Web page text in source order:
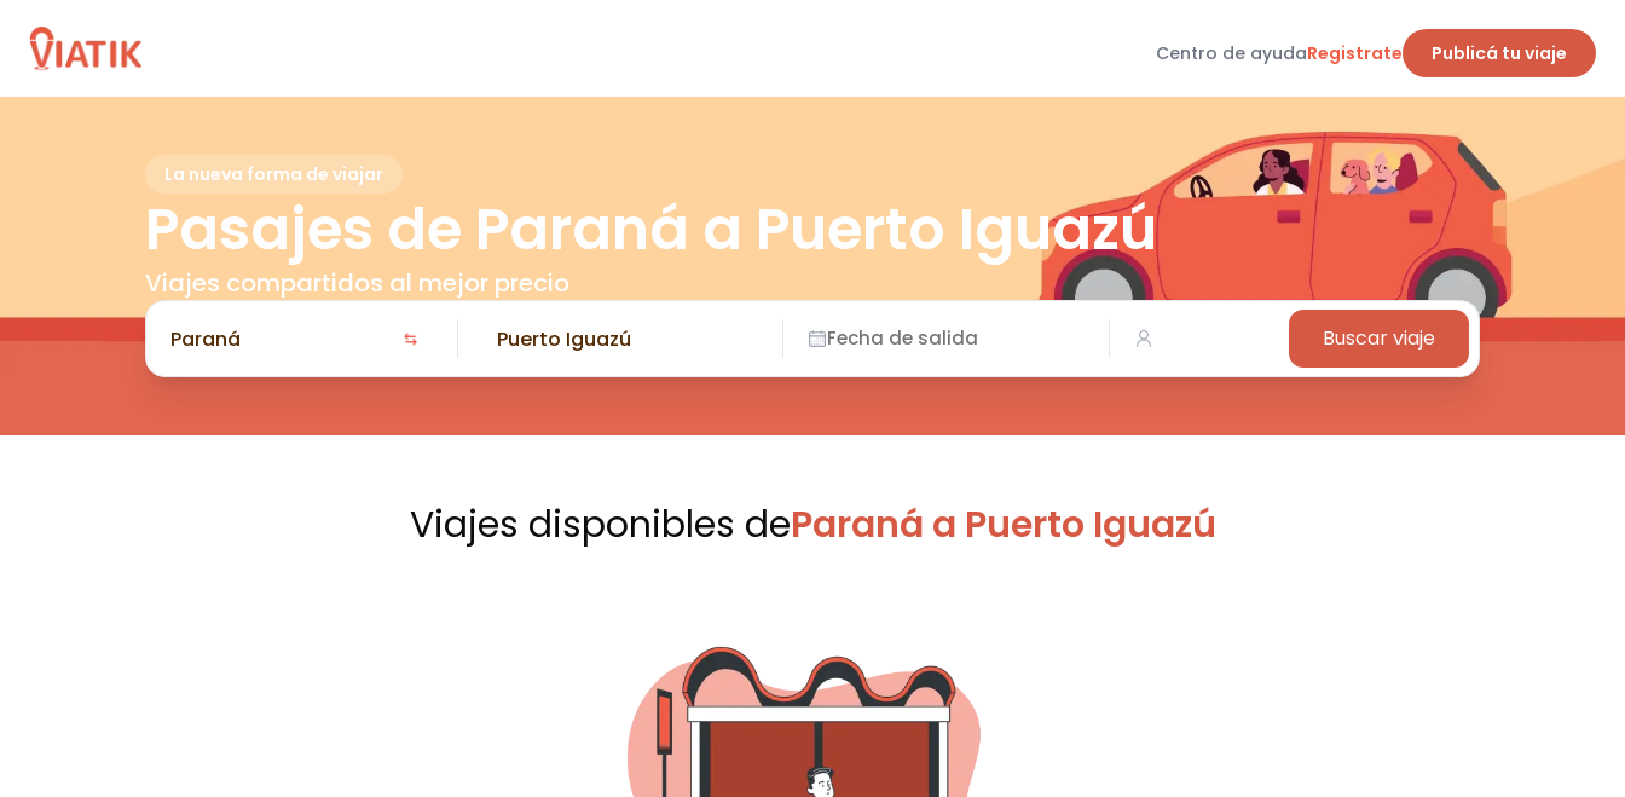
Centro de ayudaRegistrate Publicá tu viaje
La nueva forma de viajar
Pasajes de Paraná a Puerto Iguazú
Viajes compartidos al mejor precio
Fecha de salida Buscar viaje
Viajes disponibles deParaná a Puerto Iguazú